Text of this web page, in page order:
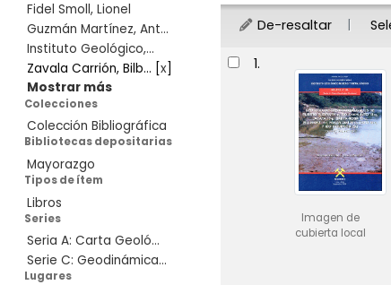
Fidel Smoll, Lionel
Guzmán Martínez, Ant...
Instituto Geológico,...
Zavala Carrión, Bilb... [x]
Mostrar más
Colecciones
Colección Bibliográfica
Bibliotecas depositarias
Mayorazgo
Tipos de ítem
Libros
Series
Seria A: Carta Geoló...
Serie C: Geodinámica...
Lugares
De-resaltar
Resultados
1.
Imagen de
cubierta local